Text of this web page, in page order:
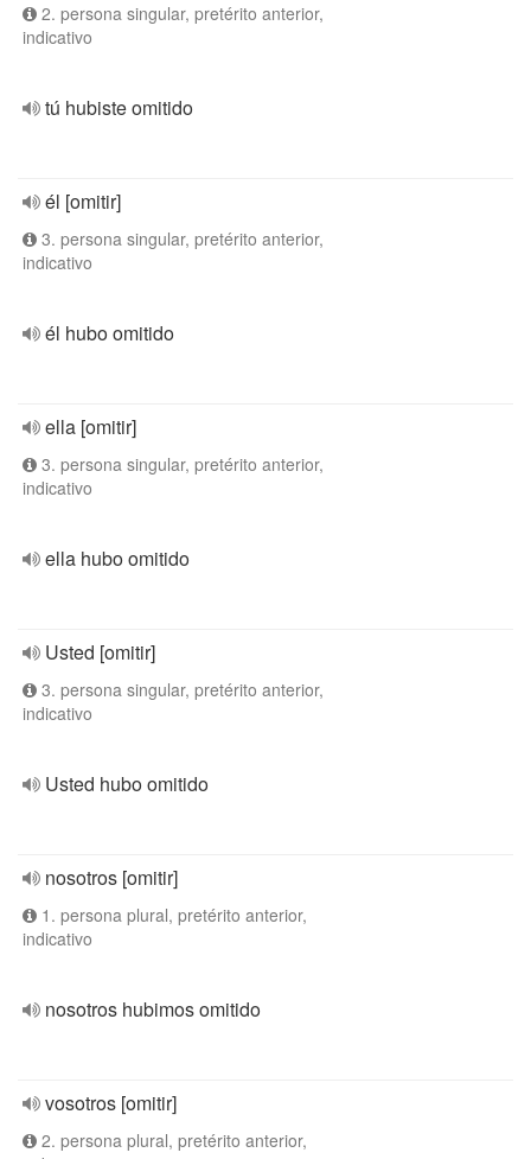
2. persona singular, pretérito anterior,
indicativo
tú hubiste omitido
él [omitir]
3. persona singular, pretérito anterior,
indicativo
él hubo omitido
ella [omitir]
3. persona singular, pretérito anterior,
indicativo
ella hubo omitido
Usted [omitir]
3. persona singular, pretérito anterior,
indicativo
Usted hubo omitido
nosotros [omitir]
1. persona plural, pretérito anterior,
indicativo
nosotros hubimos omitido
vosotros [omitir]
2. persona plural, pretérito anterior,